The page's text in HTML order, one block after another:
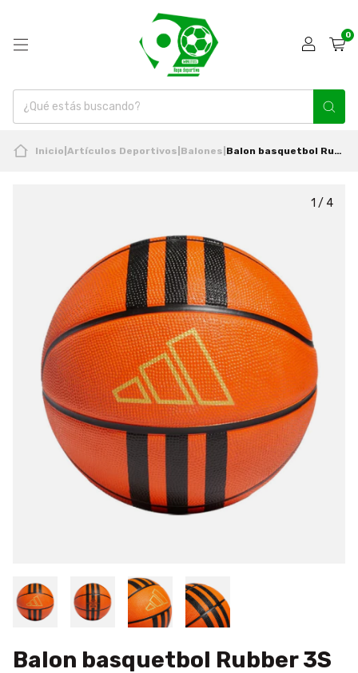
0
Inicio Artículos Deportivos Balones Balon basquetbol Rubber 3S N°7 Nuevo Adidas
1 / 4
Balon basquetbol Rubber 3S